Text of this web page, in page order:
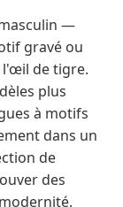
—
gravé ou
l'œil de tigre.
plus
à motifs
dans un
de
des